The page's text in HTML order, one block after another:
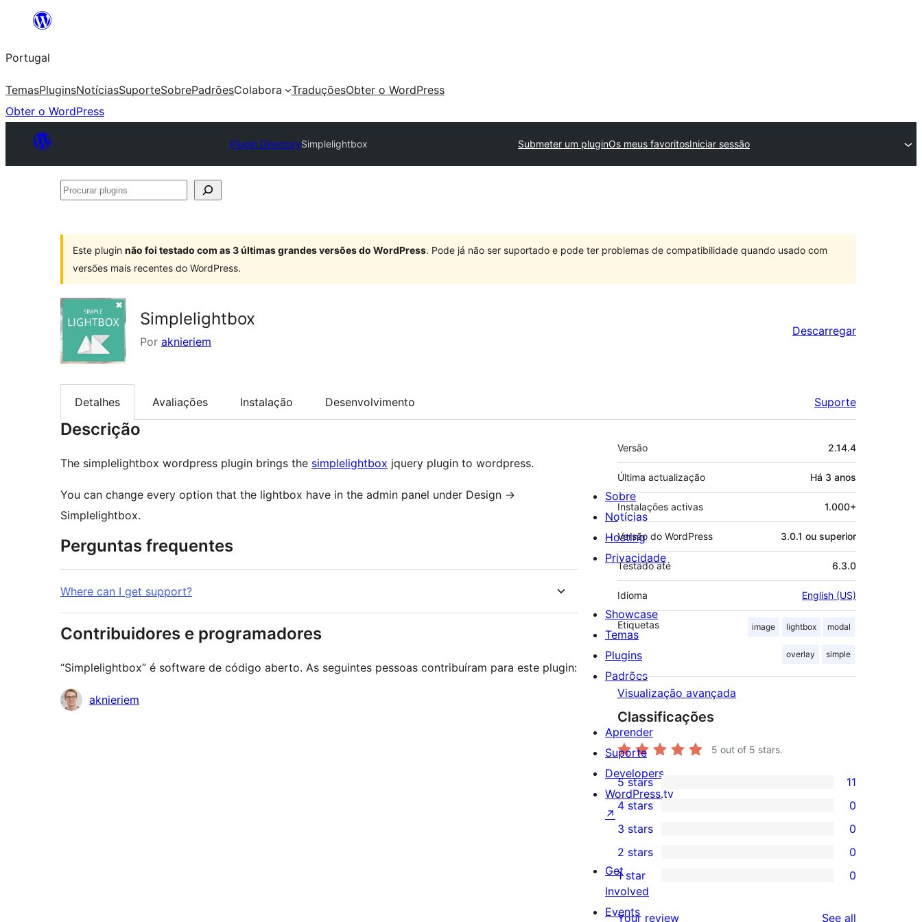
Saltar
o
conteúdo
Portugal
TemasPluginsNotíciasSuporteSobrePadrõesColabora TraduçõesObter o WordPress
Obter o WordPress
Plugin DirectorySimplelightbox Submeter um pluginOs meus favoritosIniciar sessão
Procurar
Este plugin não foi testado com as 3 últimas grandes versões do WordPress. Pode já não ser suportado e pode ter problemas de compatibilidade quando usado com
versões mais recentes do WordPress.
Simplelightbox
Por aknieriem
Descarregar
Detalhes Avaliações Instalação Desenvolvimento Suporte
Descrição
The simplelightbox wordpress plugin brings the simplelightbox jquery plugin to wordpress.
You can change every option that the lightbox have in the admin panel under Design ->
Simplelightbox.
Perguntas frequentes
Where can I get support?
Contribuidores e programadores
“Simplelightbox” é software de código aberto. As seguintes pessoas contribuíram para este plugin:
Contribuidores
aknieriem
Metadados
Versão 2.14.4
Última actualização Há 3 anos
Instalações activas 1.000+
Versão do WordPress 3.0.1 ou superior
Testado até 6.3.0
Idioma English (US)
Etiquetas image lightbox modal
overlay simple
Visualização avançada
Classificações
5 out of 5 stars.
11
5-
star
reviews
5 stars 11
4-
star
reviews
4 stars 0
0
3-
star
reviews
3 stars 0
2-
2 stars 0
1 star 0
Your review See all
Sobre
Notícias
Hosting
Privacidade
Showcase
Temas
Plugins
Padrões
Aprender
Suporte
Developers
WordPress.tv
↗
Get
Involved
Events